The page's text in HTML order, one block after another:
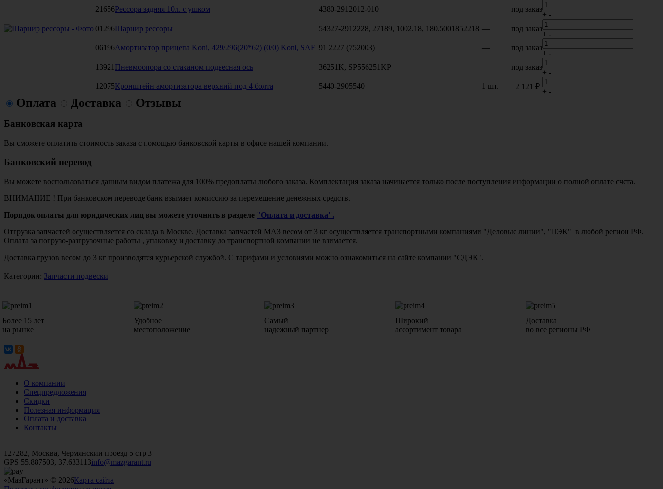
21656Рессора задняя 10л. с ушком 4380-2912012-010 — под заказ
+ -
01296Шарнир рессоры 54327-2912228, 27189, 1002.18, 180.5001852218 — под заказ
+ -
06196Амортизатор прицепа Koni, 429/296(20*62) (0/0) Koni, SAF 91 2227 (752003) — под заказ
+ -
13921 Пневмоопора со стаканом подвесная ось 36251K, SP556251KP — под заказ
+ -
12075Кронштейн амортизатора верхний под 4 болта 5440-2905540 1 шт. 2 121 ₽
+ -
Оплата Доставка Отзывы
Банковская карта
Вы сможете оплатить стоимость заказа с помощью банковской карты в офисе нашей компании.
Банковский перевод
Вы можете воспользоваться данным видом платежа для 100% предоплаты любого заказа. Комплектация заказа начинается только после поступления информации о полной оплате счета.
ВНИМАНИЕ ! При банковском переводе банк взымает комиссию за перемещение денежных средств.
Порядок оплаты для юридических лиц вы можете уточнить в разделе "Оплата и доставка".
Отгрузка запчастей осуществляется со склада в Москве. Доставка запчастей МАЗ весом от 3 кг осуществляется транспортными компаниями "Деловые линии", "ПЭК" в любой регион РФ.
Оплата за погрузо-разгрузочные работы , упаковку и доставку до транспортной компании не взимается.
Доставка грузов весом до 3 кг производятся курьерской службой. С тарифами и условиями можно ознакомиться на сайте компании "СДЭК".
Категории: Запчасти подвески
Более 15 лет
на рынке
Удобное
местоположение
Самый
надежный партнер
Широкий
ассортимент товара
Доставка
во все регионы РФ
О компании
Спецпредложения
Скидки
Полезная информация
Оплата и доставка
Контакты
127282, Москва, Чермянский проезд 5 стр.3
GPS 55.887503, 37.633113info@mazgarant.ru
«МазГарант» © 2026Карта сайта